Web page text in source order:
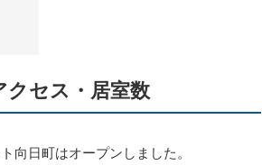
クセス・居室数
向日町はオープンしました。